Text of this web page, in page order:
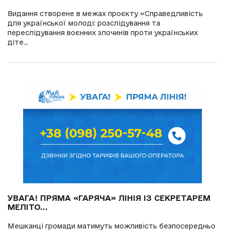
Видання створене в межах проєкту «Справедливість
для української молоді: розслідування та
переслідування воєнних злочинів проти українських
діте...
УВАГА! ПРЯМА «ГАРЯЧА» ЛІНІЯ ІЗ СЕКРЕТАРЕМ
МЕЛІТО...
Мешканці громади матимуть можливість безпосередньо